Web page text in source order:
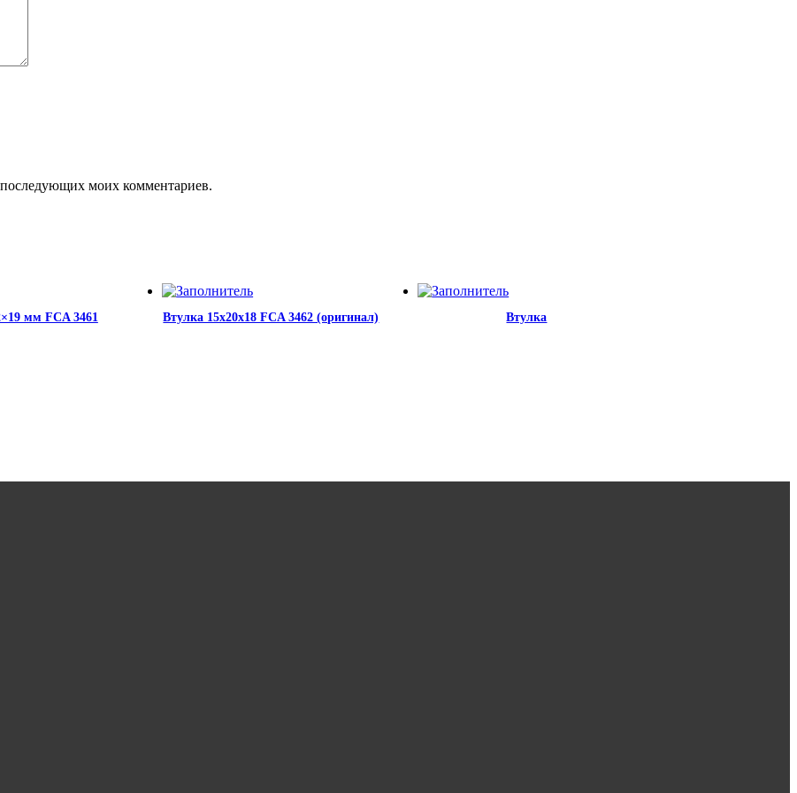
последующих моих комментариев.
мм FCA 3461 Втулка 15х20х18 FCA 3462 (оригинал) Втулка